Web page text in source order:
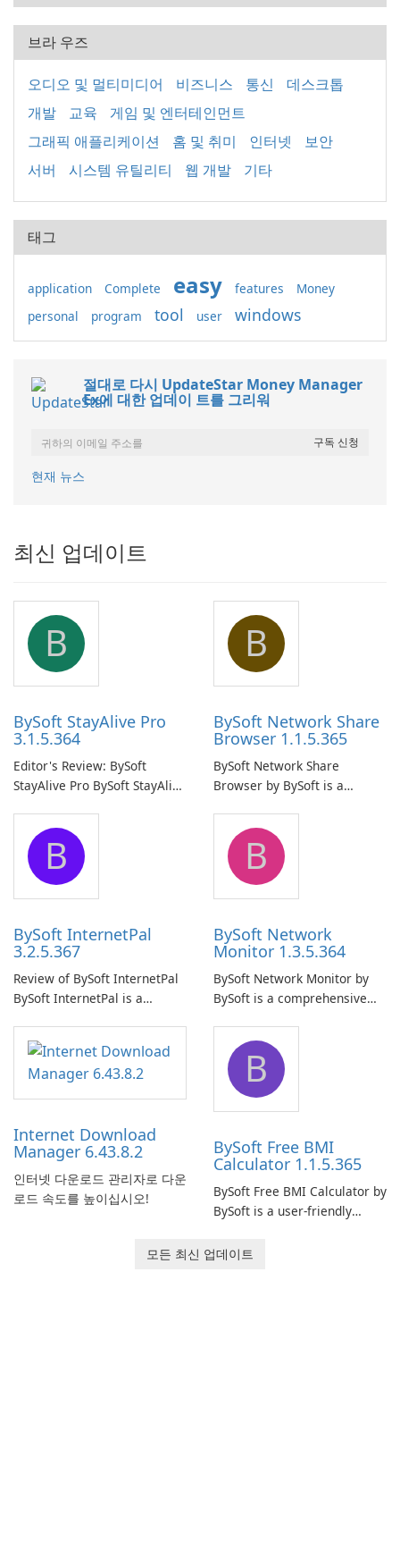
브라 우즈
오디오 및 멀티미디어 비즈니스 통신
데스크톱
개발
교육
게임 및 엔터테인먼트
그래픽 애플리케이션
홈 및 취미 인터넷
보안
서버
시스템 유틸리티 웹 개발 기타
태그
application Complete easy features
Money
personal
program tool user windows
절대로 다시 UpdateStar Money Manager
Ex에 대한 업데이 트를 그리워
현재 뉴스
최신 업데이트
B
BySoft StayAlive Pro
3.1.5.364
Editor's Review: BySoft
StayAlive Pro BySoft StayAlive
application designed to
ensure the continuous and
uninterrupted operation of
your computer system.
B
BySoft Network Share
Browser 1.1.5.365
BySoft Network Share
Browser by BySoft is a
application that allows users
to easily browse and manage
shared folders on their
network.
B
BySoft InternetPal
3.2.5.367
Review of BySoft InternetPal
BySoft InternetPal is a
application designed to
monitor your internet
connection and provide real-
time insights into its
B
BySoft Network
Monitor 1.3.5.364
BySoft Network Monitor by
BySoft is a comprehensive
designed to help businesses
effectively manage their
network infrastructure.
Internet Download
Manager 6.43.8.2
인터넷 다운로드 관리자로 다운
로드 속도를 높이십시오!
B
BySoft Free BMI
Calculator 1.1.5.365
BySoft Free BMI Calculator by
BySoft is a user-friendly
designed to help you
모든 최신 업데이트